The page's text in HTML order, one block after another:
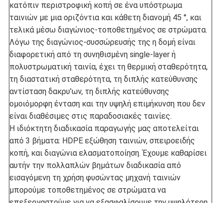
κατόπιν περιστροφική κοπή σε ένα υπόστρωμα
ταινιών με μια οριζόντια και κάθετη διανομή 45 °, και
τελικά μέσω διαγώνιος-τοποθετημένος σε στρώματα.
Λόγω της διαγώνιος-συσσώρευσής της η δομή είναι
διαφορετική από τη συνηθισμένη single-layer ή
πολυστρωματική ταινία, έχει τη θερμική σταθερότητα,
τη διαστατική σταθερότητα, τη διπλής κατεύθυνσης
αντίσταση δακρυ'ων, τη διπλής κατεύθυνσης
ομοιόμορφη ένταση και την υψηλή επιμήκυνση που δεν
είναι διαθέσιμες στις παραδοσιακές ταινίες.
Η ιδιόκτητη διαδικασία παραγωγής μας αποτελείται
από 3 βήματα: HDPE εξώθηση ταινιών, σπειροειδής
κοπή, και διαγώνια ελασματοποίηση. Έχουμε καθαρίσει
αυτήν την πολλαπλών βημάτων διαδικασία από
εισαγόμενη τη χρήση φυσώντας μηχανή ταινιών
μπορούμε τοποθετημένος σε στρώματα να